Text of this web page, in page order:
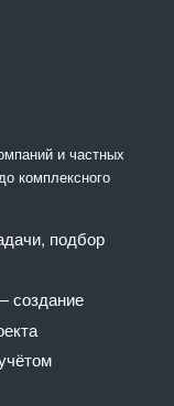
и частных
комплексного
подбор